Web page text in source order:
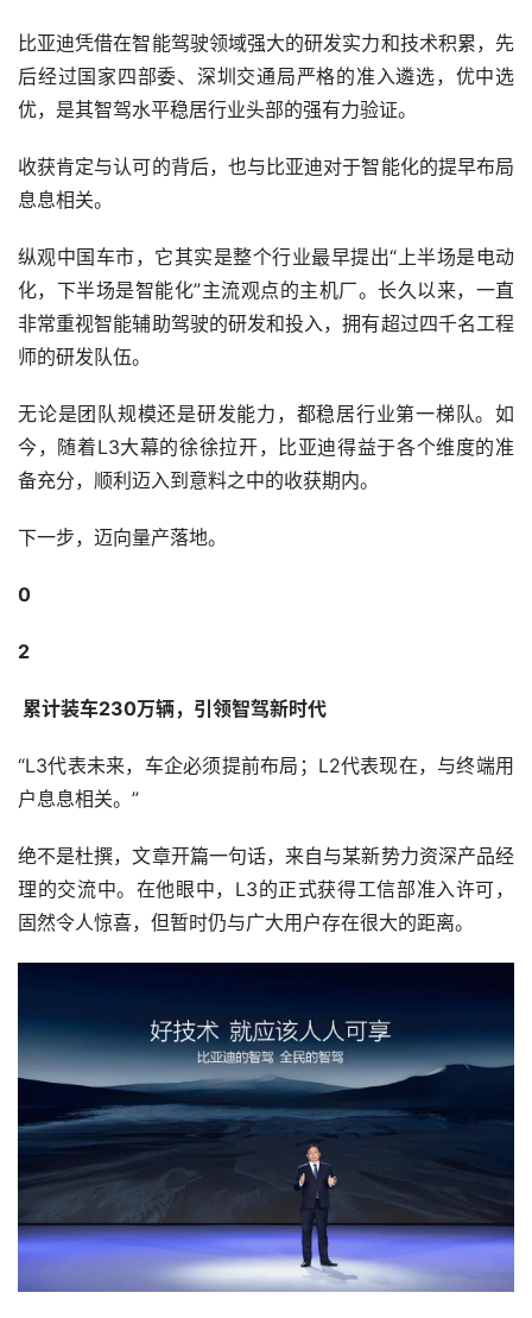
比亚迪凭借在智能驾驶领域强大的研发实力和技术积累，先
后经过国家四部委、深圳交通局严格的准入遴选，优中选
优，是其智驾水平稳居行业头部的强有力验证。
收获肯定与认可的背后，也与比亚迪对于智能化的提早布局
息息相关。
纵观中国车市，它其实是整个行业最早提出“上半场是电动
化，下半场是智能化”主流观点的主机厂。长久以来，一直
非常重视智能辅助驾驶的研发和投入，拥有超过四千名工程
师的研发队伍。
无论是团队规模还是研发能力，都稳居行业第一梯队。如
今，随着L3大幕的徐徐拉开，比亚迪得益于各个维度的准
备充分，顺利迈入到意料之中的收获期内。
下一步，迈向量产落地。
0
2
累计装车230万辆，引领智驾新时代
“L3代表未来，车企必须提前布局；L2代表现在，与终端用
户息息相关。”
绝不是杜撰，文章开篇一句话，来自与某新势力资深产品经
理的交流中。在他眼中，L3的正式获得工信部准入许可，
固然令人惊喜，但暂时仍与广大用户存在很大的距离。